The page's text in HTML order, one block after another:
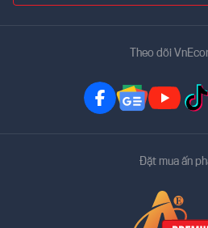
Theo dõi
Đặt mua ấn